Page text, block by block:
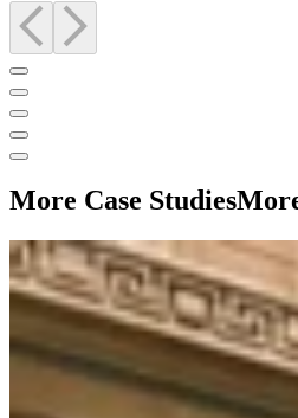
More Case Studies